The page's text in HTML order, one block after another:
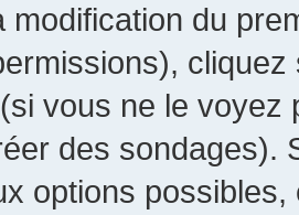
modification du
cliquez
vous ne le voyez
des sondages).
options